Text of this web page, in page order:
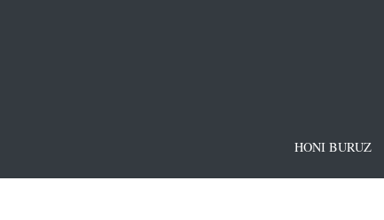
HONI BURUZ